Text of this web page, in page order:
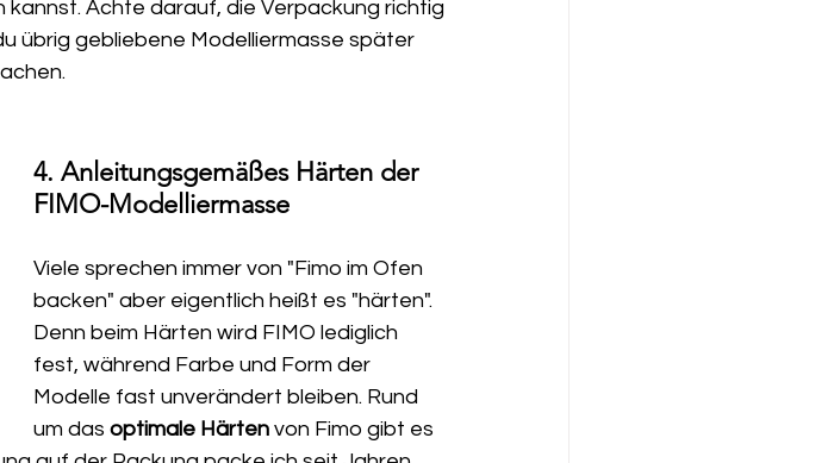
kannst. Achte darauf, die Verpackung richtig
übrig gebliebene Modelliermasse später
4. Anleitungsgemäßes Härten der
FIMO-Modelliermasse
Viele sprechen immer von "Fimo im Ofen
backen" aber eigentlich heißt es "härten".
Denn beim Härten wird FIMO lediglich
fest, während Farbe und Form der
Modelle fast unverändert bleiben. Rund
um das optimale Härten von Fimo gibt es